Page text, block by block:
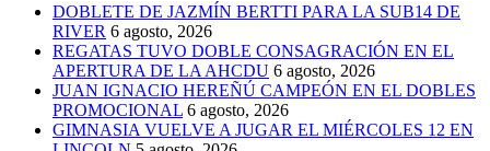
DOBLETE DE JAZMÍN BERTTI PARA LA SUB14 DE
RIVER 6 agosto, 2026
REGATAS TUVO DOBLE CONSAGRACIÓN EN EL
APERTURA DE LA AHCDU 6 agosto, 2026
JUAN IGNACIO HEREÑÚ CAMPEÓN EN EL DOBLES
PROMOCIONAL 6 agosto, 2026
GIMNASIA VUELVE A JUGAR EL MIÉRCOLES 12 EN